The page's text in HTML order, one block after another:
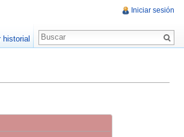
Iniciar sesión
historial